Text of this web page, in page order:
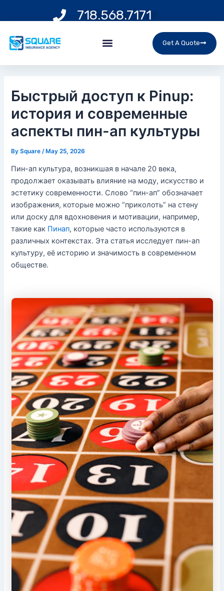
718.568.7171
Menu Get A Quote
Быстрый доступ к Pinup:
история и современные
аспекты пин-ап культуры
BySquare /May 25, 2026
Пин-ап культура, возникшая в начале 20 века,
продолжает оказывать влияние на моду, искусство и
эстетику современности. Слово “пин-ап” обозначает
изображения, которые можно “приколоть” на стену
или доску для вдохновения и мотивации, например,
такие как Пинап, которые часто используются в
различных контекстах. Эта статья исследует пин-ап
культуру, её историю и значимость в современном
обществе.